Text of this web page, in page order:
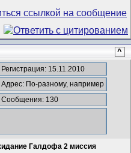
^
Регистрация: 15.11.2010
Адрес: По-разному, например
Сообщения: 130
Галдофа 2 миссия